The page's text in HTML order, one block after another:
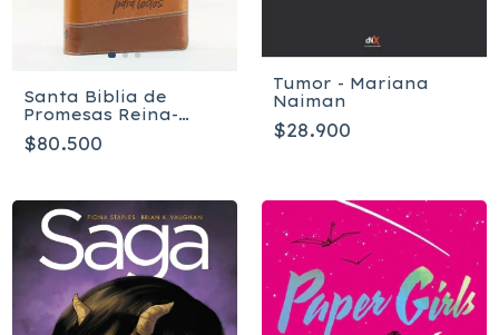
Santa Biblia de
Promesas Reina-
Valera 1960
$80.500
Tumor - Mariana
Naiman
$28.900